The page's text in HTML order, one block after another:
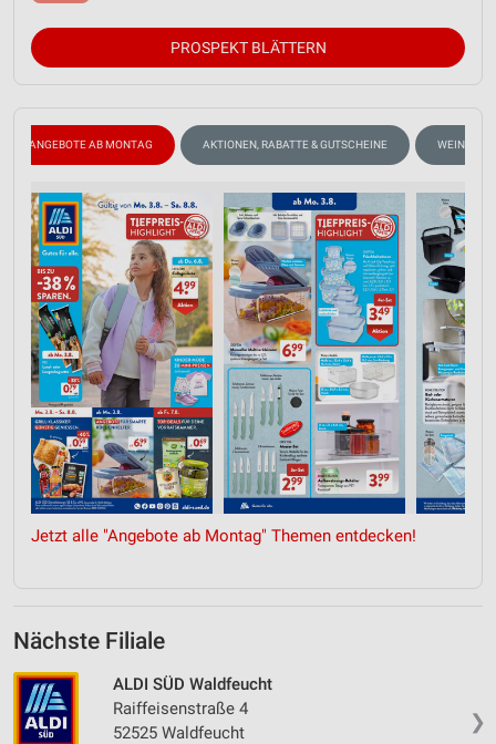
PROSPEKT BLÄTTERN
ANGEBOTE AB MONTAG AKTIONEN, RABATTE & GUTSCHEINE WEIN
Jetzt alle "Angebote ab Montag" Themen entdecken!
Nächste Filiale
❯
ALDI SÜD Waldfeucht
Raiffeisenstraße 4
52525 Waldfeucht